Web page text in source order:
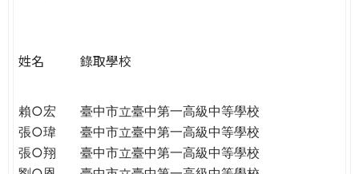
格。r
姓名 錄取學校
賴○宏
臺中市立臺中第一高級中等學校
張○瑋
臺中市立臺中第一高級中等學校
張○翔
臺中市立臺中第一高級中等學校